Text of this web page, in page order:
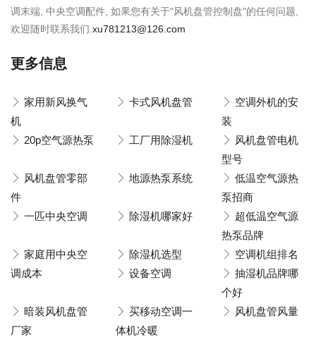
调末端, 中央空调配件, 如果您有关于"风机盘管控制盘"的任何问题,
欢迎随时联系我们. xu781213@126.com
更多信息
家用新风换气
机
卡式风机盘管
空调外机的安
装
20p空气源热泵
工厂用除湿机
风机盘管电机
型号
风机盘管零部
件
地源热泵系统
低温空气源热
泵招商
一匹中央空调
除湿机哪家好
超低温空气源
热泵品牌
家庭用中央空
调成本
除湿机选型
空调机组排名
设备空调
抽湿机品牌哪
个好
暗装风机盘管
厂家
买移动空调一
体机冷暖
风机盘管风量